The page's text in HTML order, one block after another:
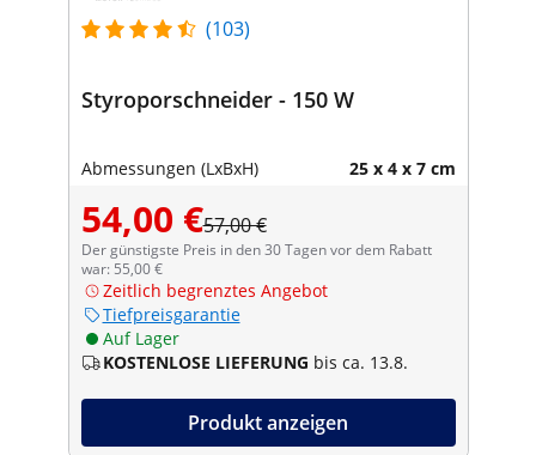
(103)
Styroporschneider - 150 W
Abmessungen (LxBxH) 25 x 4 x 7 cm
54,00 €57,00 €
Der günstigste Preis in den 30 Tagen vor dem Rabatt
war: 55,00 €
Zeitlich begrenztes Angebot
Tiefpreisgarantie
Auf Lager
KOSTENLOSE LIEFERUNG bis ca. 13.8.
Produkt anzeigen